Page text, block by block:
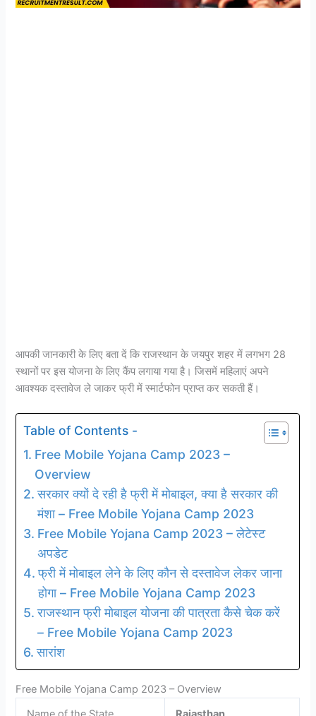
आपकी जानकारी के लिए बता दें कि राजस्थान के जयपुर शहर में लगभग 28
स्थानों पर इस योजना के लिए कैंप लगाया गया है। जिसमें महिलाएं अपने
आवश्यक दस्तावेज ले जाकर फ्री में स्मार्टफोन प्राप्त कर सकती हैं।
Table of Contents -
Free Mobile Yojana Camp 2023 –
Overview
सरकार क्यों दे रही है फ्री में मोबाइल, क्या है सरकार की
मंशा – Free Mobile Yojana Camp 2023
Free Mobile Yojana Camp 2023 – लेटेस्ट
अपडेट
फ्री में मोबाइल लेने के लिए कौन से दस्तावेज लेकर जाना
होगा – Free Mobile Yojana Camp 2023
राजस्थान फ्री मोबाइल योजना की पात्रता कैसे चेक करें
– Free Mobile Yojana Camp 2023
सारांश
Free Mobile Yojana Camp 2023 – Overview